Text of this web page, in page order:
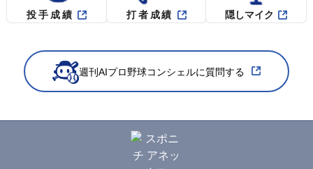
投手成績 打者成績 隠しマイク
週刊AIプロ野球コンシェルに質問する